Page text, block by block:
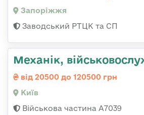
Запоріжжя
Заводський РТЦК та СП
Механік,
від 20500 до 120500 грн
Київ
Військова частина А7039